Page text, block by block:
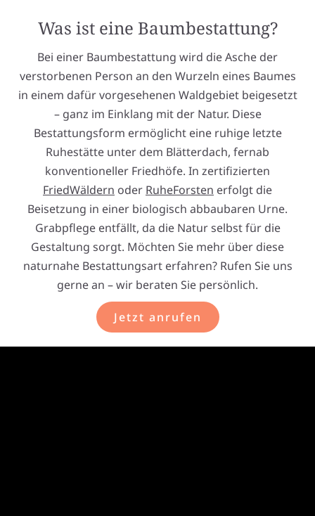
Was ist eine Baumbestattung?
Bei einer Baumbestattung wird die Asche der
verstorbenen Person an den Wurzeln eines Baumes
in einem dafür vorgesehenen Waldgebiet beigesetzt
– ganz im Einklang mit der Natur. Diese
Bestattungsform ermöglicht eine ruhige letzte
Ruhestätte unter dem Blätterdach, fernab
konventioneller Friedhöfe. In zertifizierten
FriedWäldern oder RuheForsten erfolgt die
Beisetzung in einer biologisch abbaubaren Urne.
Grabpflege entfällt, da die Natur selbst für die
Gestaltung sorgt. Möchten Sie mehr über diese
naturnahe Bestattungsart erfahren? Rufen Sie uns
gerne an – wir beraten Sie persönlich.
Jetzt anrufen